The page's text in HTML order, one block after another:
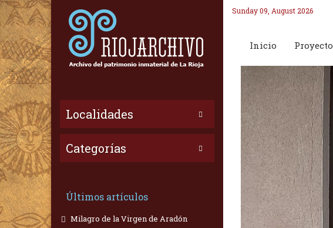
Localidades
Categorías
Últimos artículos
Milagro de la Virgen de Aradón
Sunday 09, August 2026
Inicio Proyecto